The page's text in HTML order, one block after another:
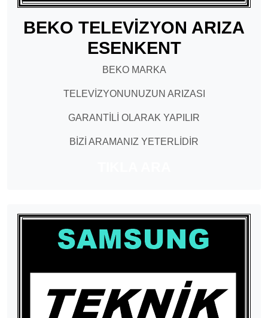
BEKO TELEVİZYON ARIZA
ESENKENT
BEKO MARKA
TELEVİZYONUNUZUN ARIZASI
GARANTİLİ OLARAK YAPILIR
BİZİ ARAMANIZ YETERLİDİR